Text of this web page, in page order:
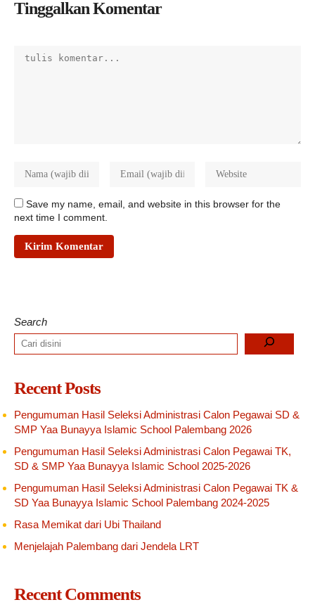
Tinggalkan Komentar
Save my name, email, and website in this browser for the
next time I comment.
Search
Recent Posts
Pengumuman Hasil Seleksi Administrasi Calon Pegawai SD &
SMP Yaa Bunayya Islamic School Palembang 2026
Pengumuman Hasil Seleksi Administrasi Calon Pegawai TK,
SD & SMP Yaa Bunayya Islamic School 2025-2026
Pengumuman Hasil Seleksi Administrasi Calon Pegawai TK &
SD Yaa Bunayya Islamic School Palembang 2024-2025
Rasa Memikat dari Ubi Thailand
Menjelajah Palembang dari Jendela LRT
Recent Comments